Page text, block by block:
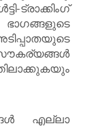
എല്ലാ